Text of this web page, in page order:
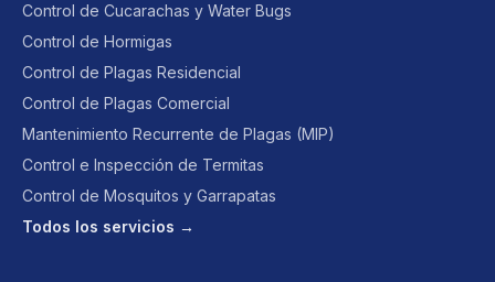
Control de Cucarachas y Water Bugs
Control de Hormigas
Control de Plagas Residencial
Control de Plagas Comercial
Mantenimiento Recurrente de Plagas (MIP)
Control e Inspección de Termitas
Control de Mosquitos y Garrapatas
Todos los servicios →